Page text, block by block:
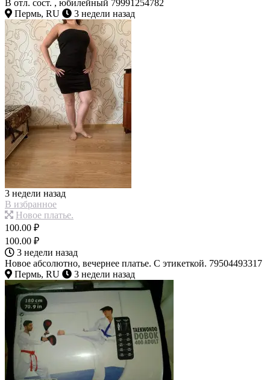
В отл. сост. , юбилейный 79991254782
Пермь, RU
3 недели назад
3 недели назад
В избранное
Новое платье.
100.00 ₽
100.00 ₽
3 недели назад
Новое абсолютно, вечернее платье. С этикеткой. 79504493317
Пермь, RU
3 недели назад